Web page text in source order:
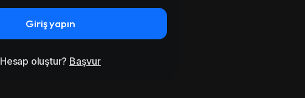
Giriş yapın
Hesap oluştur? Başvur